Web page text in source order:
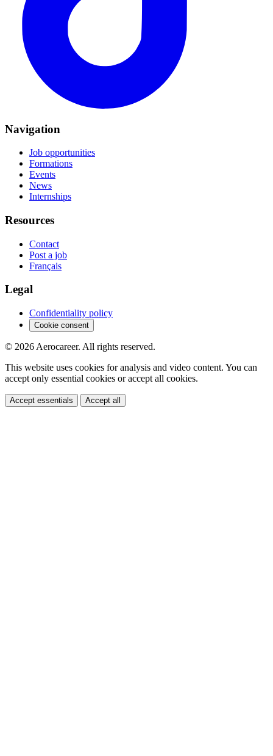
Navigation
Job opportunities
Formations
Events
News
Internships
Resources
Contact
Post a job
Français
Legal
Confidentiality policy
Cookie consent
© 2026 Aerocareer. All rights reserved.
This website uses cookies for analysis and video content. You can
accept only essential cookies or accept all cookies.
Accept essentials Accept all